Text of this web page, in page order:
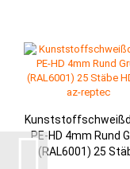
PE-HD 4mm Rund
(RAL6001) 25